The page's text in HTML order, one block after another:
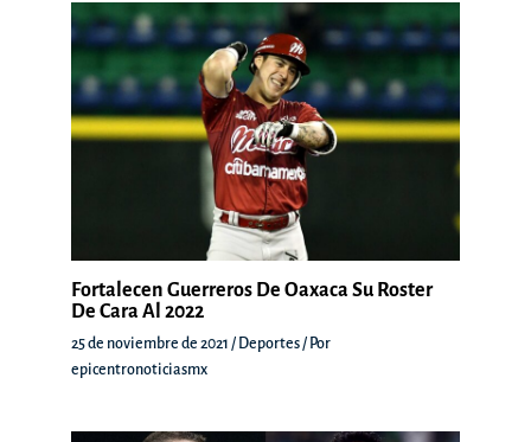
Fortalecen Guerreros De Oaxaca Su Roster
De Cara Al 2022
25 de noviembre de 2021 / Deportes/ Por
epicentronoticiasmx